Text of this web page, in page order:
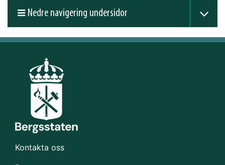
Nedre navigering undersidor
Kontakta oss